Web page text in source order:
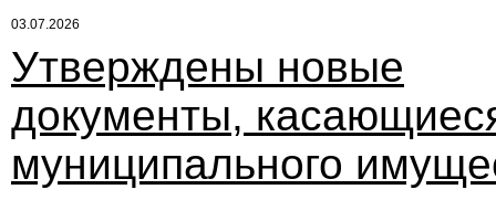
03.07.2026
Утверждены новые
документы,
муниципального